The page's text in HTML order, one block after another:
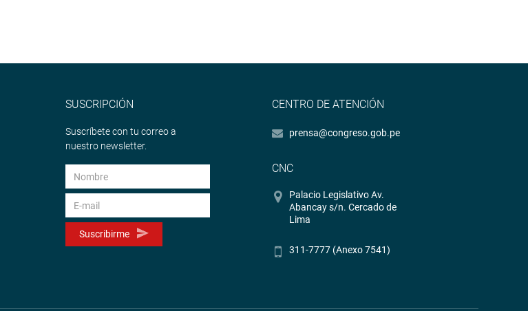
SUSCRIPCIÓN
Suscríbete con tu correo a
nuestro newsletter.
Suscribirme
CENTRO DE ATENCIÓN
prensa@congreso.gob.pe
CNC
Palacio Legislativo Av.
Abancay s/n. Cercado de
Lima
311-7777 (Anexo 7541)